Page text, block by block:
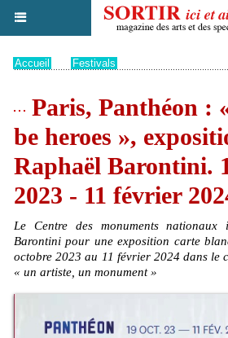
Accueil Festivals
Paris, Panthéon :
be heroes »,
Raphaël Barontini.
2023 - 11 février
Le Centre des monuments nationaux
Barontini pour une exposition carte
octobre 2023 au 11 février 2024 dans le
« un artiste, un monument »